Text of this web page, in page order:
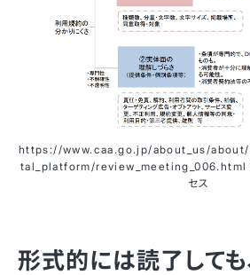
https://www.caa.go.jp/about_us/
tal_platform/review_meeting_006.html
セス
形式的には読了して